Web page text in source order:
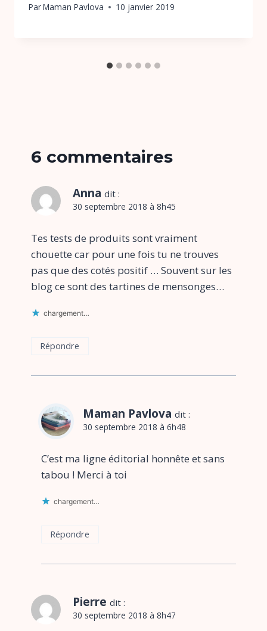
ParMaman Pavlova 10 janvier 2019
6 commentaires
Anna dit :
30 septembre 2018 à 8h45
Tes tests de produits sont vraiment
chouette car pour une fois tu ne trouves
pas que des cotés positif … Souvent sur les
blog ce sont des tartines de mensonges…
chargement…
Répondre
Maman Pavlova dit :
30 septembre 2018 à 6h48
C’est ma ligne éditorial honnête et sans
tabou ! Merci à toi
chargement…
Répondre
Pierre dit :
30 septembre 2018 à 8h47